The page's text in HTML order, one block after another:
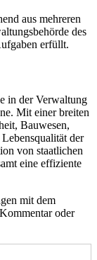
aus mehreren
des
erfüllt.
in der Verwaltung
Mit einer breiten
Bauwesen,
der
von staatlichen
eine effiziente
mit dem
oder